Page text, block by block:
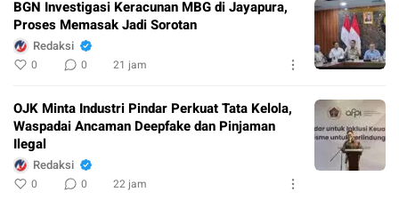
BGN Investigasi Keracunan MBG di Jayapura,
Proses Memasak Jadi Sorotan
Redaksi
0 0 21 jam
OJK Minta Industri Pindar Perkuat Tata Kelola,
Waspadai Ancaman Deepfake dan Pinjaman
Ilegal
Redaksi
0 0 22 jam